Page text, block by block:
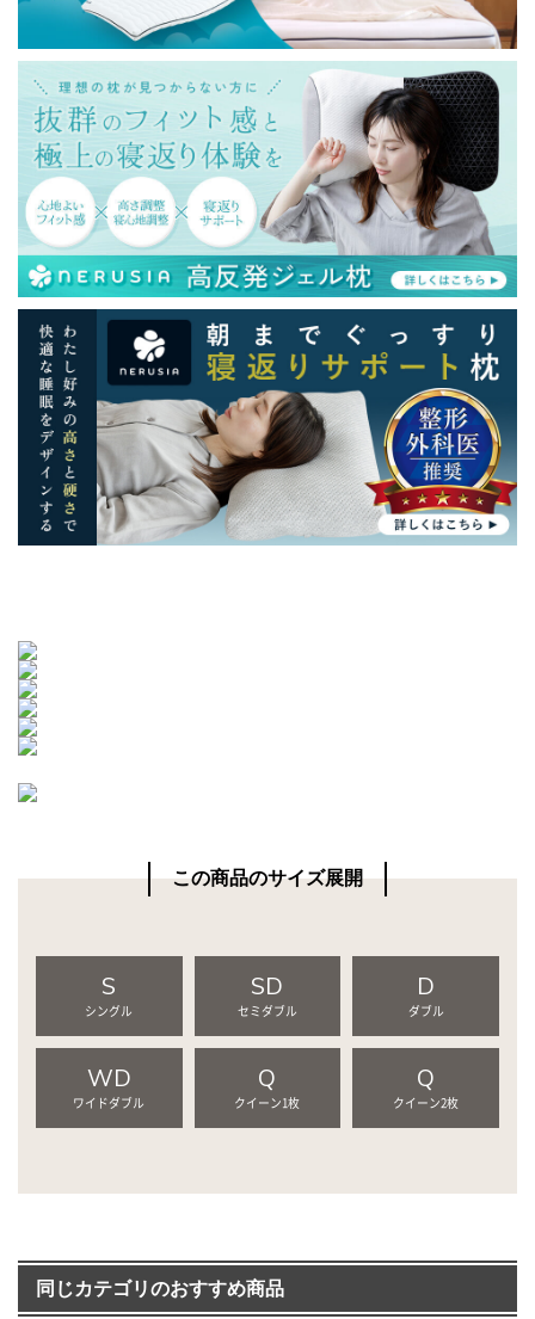
この商品のサイズ展開
S
シングル
SD
セミダブル
D
ダブル
WD
ワイドダブル
Q
クイーン1枚
Q
クイーン2枚
同じカテゴリのおすすめ商品